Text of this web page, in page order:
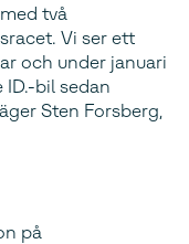
två
Vi ser ett
och under januari
ID.-bil sedan
Sten Forsberg,
på